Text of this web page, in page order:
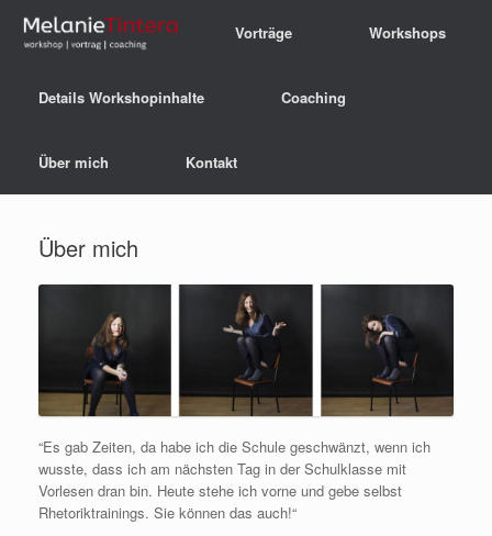
Vorträge Workshops
Details Workshopinhalte Coaching
Über mich Kontakt
Über mich
“Es gab Zeiten, da habe ich die Schule geschwänzt, wenn ich
wusste, dass ich am nächsten Tag in der Schulklasse mit
Vorlesen dran bin. Heute stehe ich vorne und gebe selbst
Rhetoriktrainings. Sie können das auch!“